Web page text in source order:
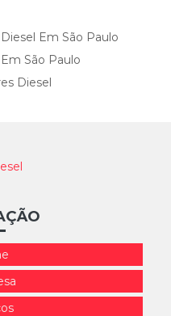
Em São Paulo
São Paulo
Diesel